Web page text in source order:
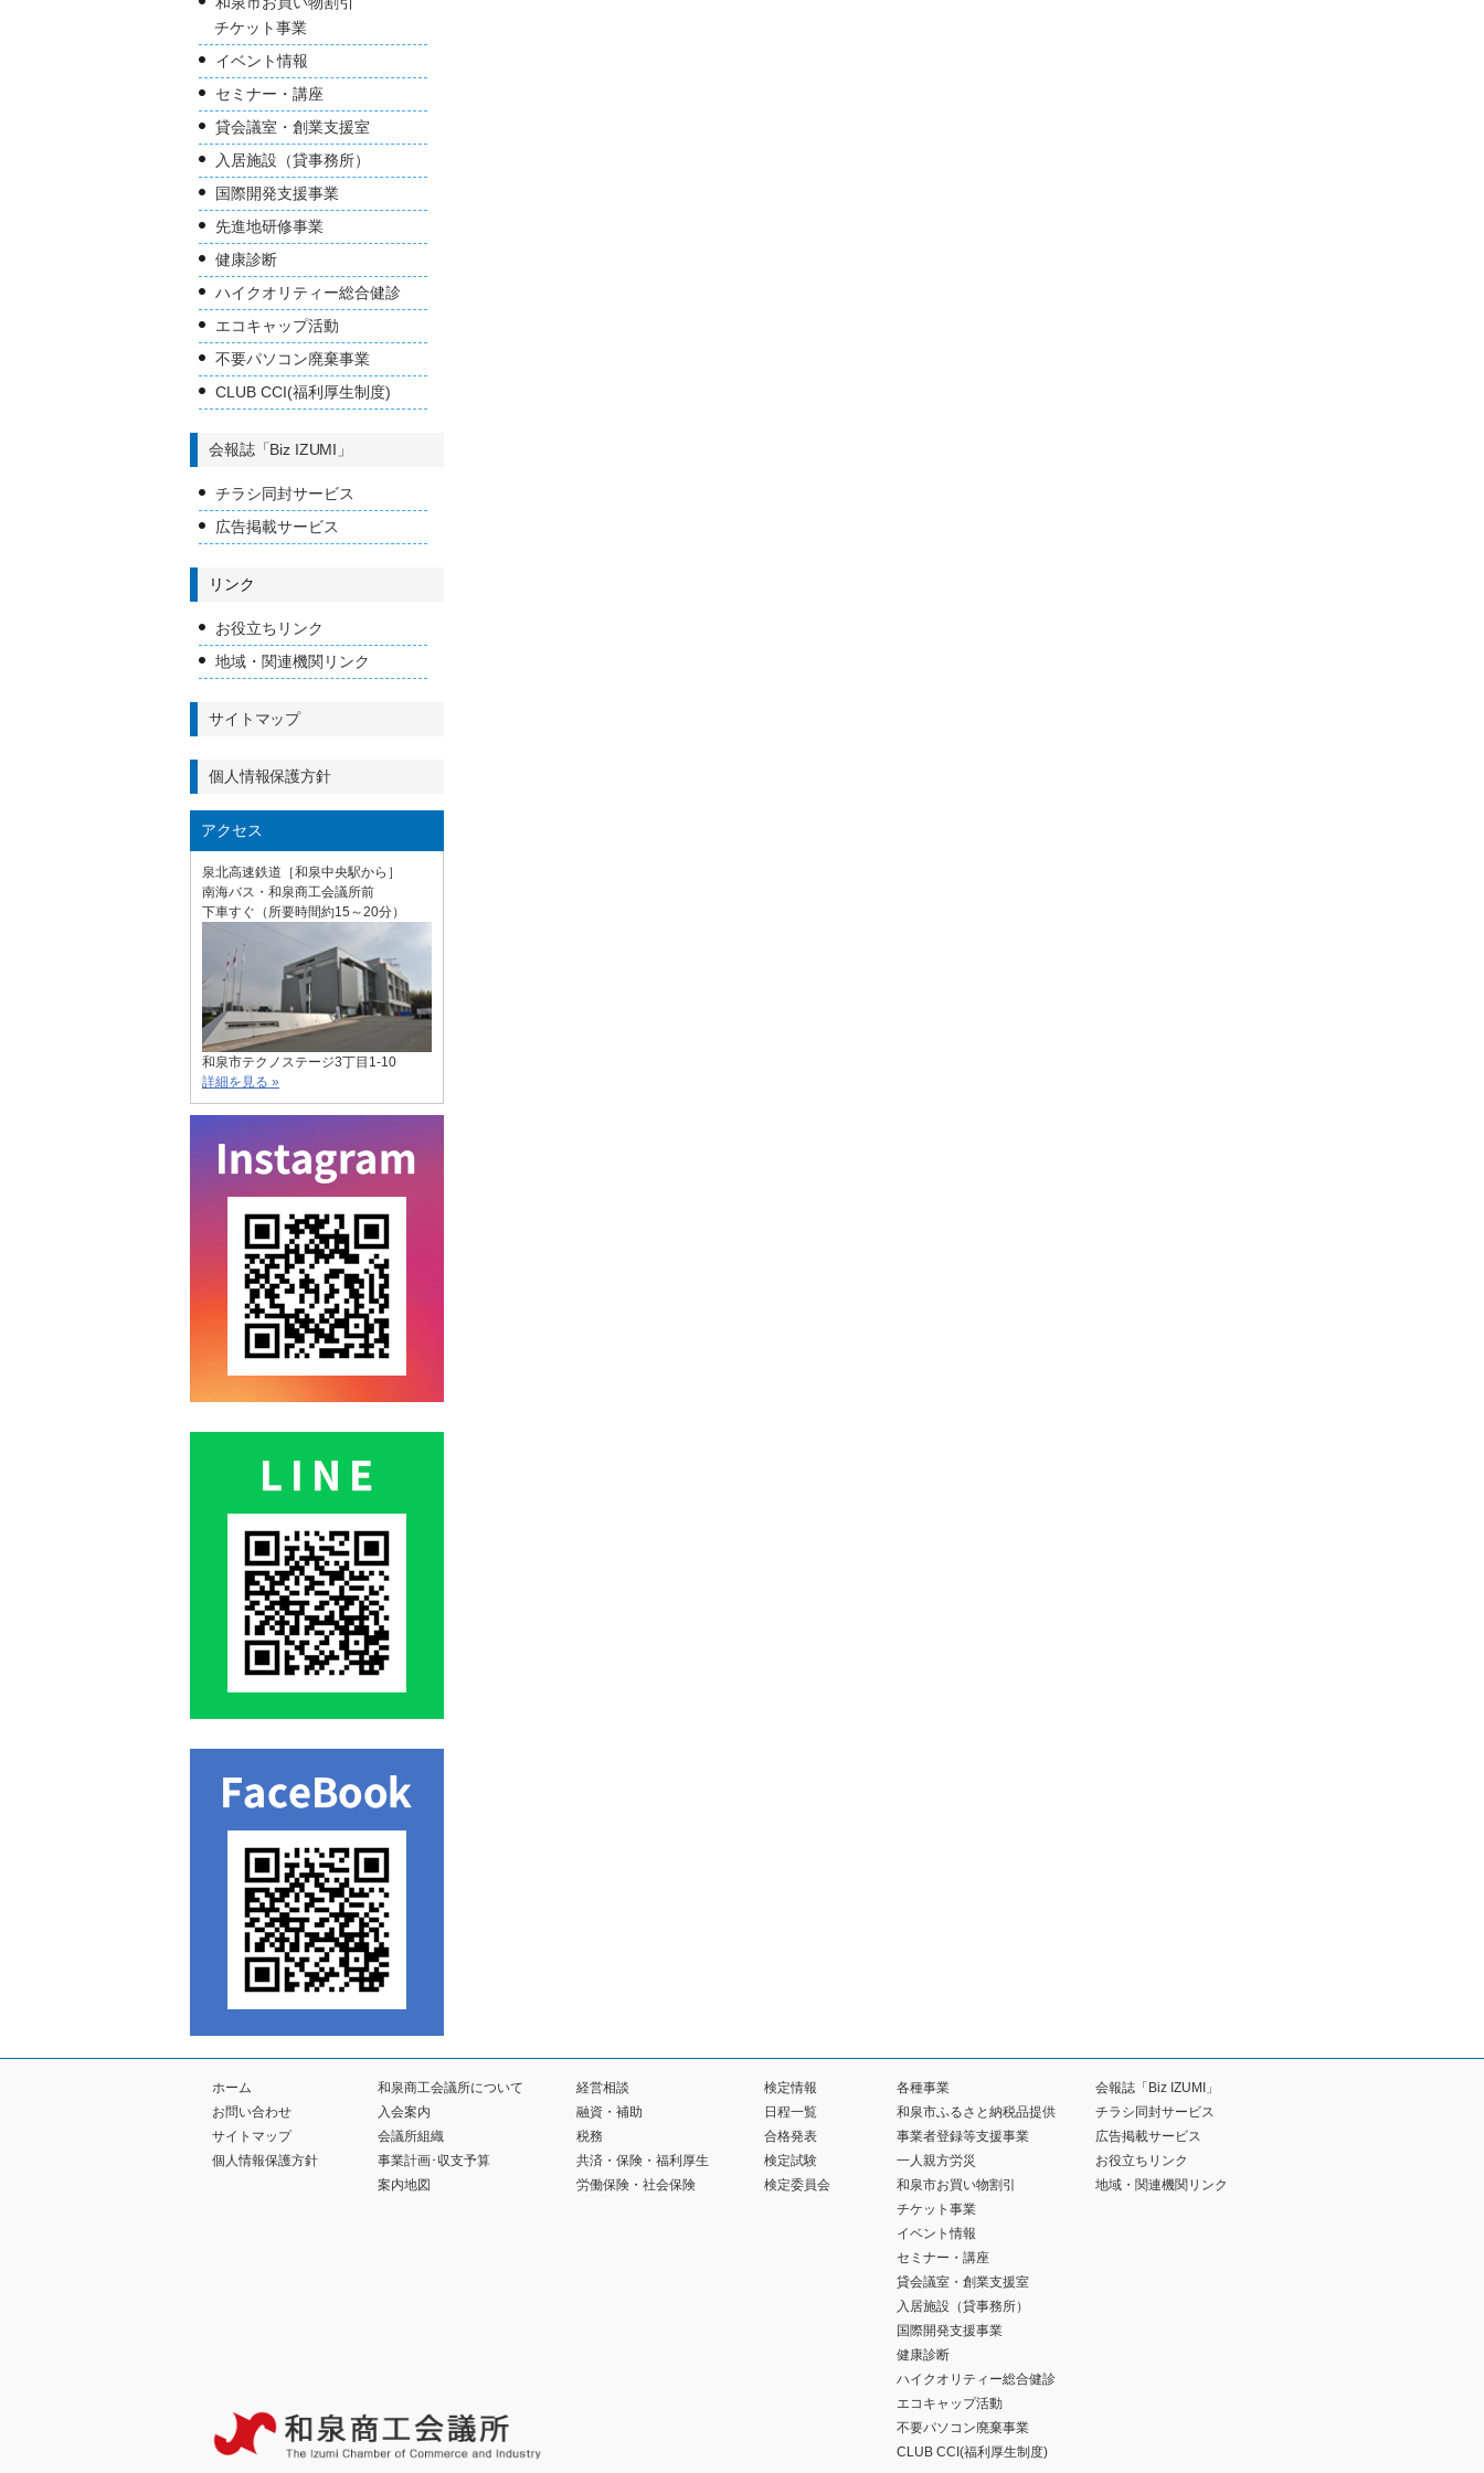
チケット事業
イベント情報
セミナー・講座
貸会議室・創業支援室
入居施設（貸事務所）
国際開発支援事業
先進地研修事業
健康診断
ハイクオリティー総合健診
エコキャップ活動
不要パソコン廃棄事業
CLUB CCI(福利厚生制度)
会報誌「Biz IZUMI」
チラシ同封サービス
広告掲載サービス
リンク
お役立ちリンク
地域・関連機関リンク
サイトマップ
個人情報保護方針
アクセス
泉北高速鉄道［和泉中央駅から］
南海バス・和泉商工会議所前
下車すぐ（所要時間約15～20分）
和泉市テクノステージ3丁目1-10
詳細を見る »
ホーム
お問い合わせ
サイトマップ
個人情報保護方針
和泉商工会議所について
入会案内
会議所組織
事業計画･収支予算
案内地図
経営相談
融資・補助
税務
共済・保険・福利厚生
労働保険・社会保険
検定情報
日程一覧
合格発表
検定試験
検定委員会
各種事業
和泉市ふるさと納税品提供
事業者登録等支援事業
一人親方労災
和泉市お買い物割引
チケット事業
イベント情報
セミナー・講座
貸会議室・創業支援室
入居施設（貸事務所）
国際開発支援事業
健康診断
ハイクオリティー総合健診
エコキャップ活動
不要パソコン廃棄事業
CLUB CCI(福利厚生制度)
会報誌「Biz IZUMI」
チラシ同封サービス
広告掲載サービス
お役立ちリンク
地域・関連機関リンク